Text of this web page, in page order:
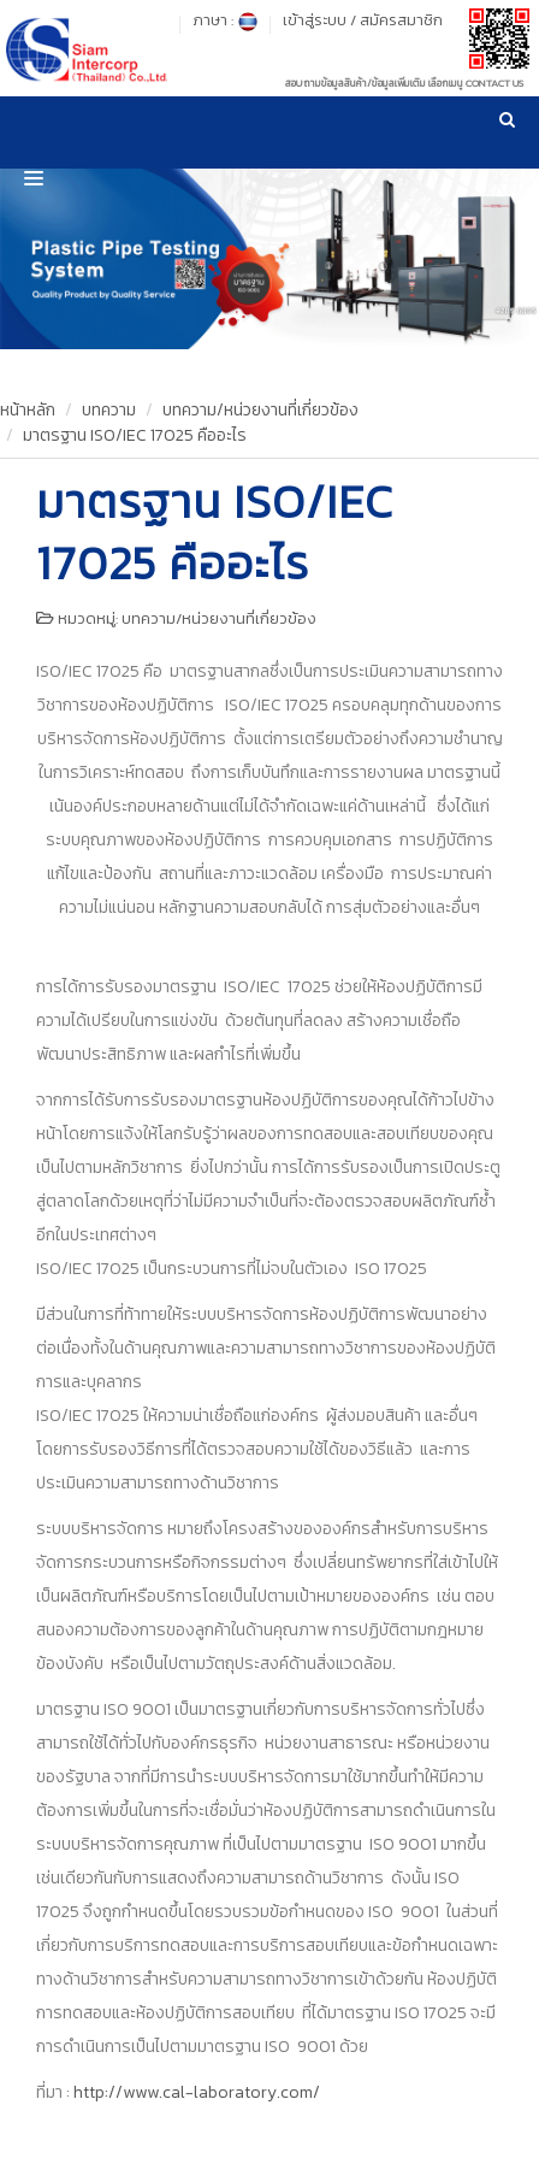
รู้ลึก รู้จริง เรื่องเครื่องมือทดสอบวัสดุ ! ยืน 1 เรื่องมาตรฐานการให้บริการ
เข้าสู่ระบบ / สมัครสมาชิก
ภาษา :
สอบถามข้อมูลสินค้า/ข้อมูลเพิ่มเติม เลือกเมนู CONTACT US
HOME
PRODUCT
OUR CLIENTS
OUR WORKS
CALIBRATION
CONTACT US
หน้าหลัก บทความ
บทความ/หน่วยงานที่เกี่ยวข้อง
มาตรฐาน ISO/IEC 17025 คืออะไร
มาตรฐาน ISO/IEC
17025 คืออะไร
หมวดหมู่: บทความ/หน่วยงานที่เกี่ยวข้อง
ISO/IEC 17025 คือ มาตรฐานสากลซึ่งเป็นการประเมินความสามารถทาง
วิชาการของห้องปฏิบัติการ ISO/IEC 17025 ครอบคลุมทุกด้านของการ
บริหารจัดการห้องปฏิบัติการ ตั้งแต่การเตรียมตัวอย่างถึงความชำนาญ
ในการวิเคราะห์ทดสอบ ถึงการเก็บบันทึกและการรายงานผล มาตรฐานนี้
เน้นองค์ประกอบหลายด้านแต่ไม่ได้จำกัดเฉพะแค่ด้านเหล่านี้ ซึ่งได้แก่
ระบบคุณภาพของห้องปฏิบัติการ การควบคุมเอกสาร การปฏิบัติการ
แก้ไขและป้องกัน สถานที่และภาวะแวดล้อม เครื่องมือ การประมาณค่า
ความไม่แน่นอน หลักฐานความสอบกลับได้ การสุ่มตัวอย่างและอื่นๆ
การได้การรับรองมาตรฐาน ISO/IEC 17025 ช่วยให้ห้องปฏิบัติการมี
ความได้เปรียบในการแข่งขัน ด้วยต้นทุนที่ลดลง สร้างความเชื่อถือ
พัฒนาประสิทธิภาพ และผลกำไรที่เพิ่มขึ้น
จากการได้รับการรับรองมาตรฐานห้องปฏิบัติการของคุณได้ก้าวไปข้าง
หน้าโดยการแจ้งให้โลกรับรู้ว่าผลของการทดสอบและสอบเทียบของคุณ
เป็นไปตามหลักวิชาการ ยิ่งไปกว่านั้น การได้การรับรองเป็นการเปิดประตู
สู่ตลาดโลกด้วยเหตุที่ว่าไม่มีความจำเป็นที่จะต้องตรวจสอบผลิตภัณฑ์ซ้ำ
อีกในประเทศต่างๆ
ISO/IEC 17025 เป็นกระบวนการที่ไม่จบในตัวเอง ISO 17025
มีส่วนในการที่ท้าทายให้ระบบบริหารจัดการห้องปฏิบัติการพัฒนาอย่าง
ต่อเนื่องทั้งในด้านคุณภาพและความสามารถทางวิชาการของห้องปฏิบัติ
การและบุคลากร
ISO/IEC 17025 ให้ความน่าเชื่อถือแก่องค์กร ผู้ส่งมอบสินค้า และอื่นๆ
โดยการรับรองวิธีการที่ได้ตรวจสอบความใช้ได้ของวิธีแล้ว และการ
ประเมินความสามารถทางด้านวิชาการ
ระบบบริหารจัดการ หมายถึงโครงสร้างขององค์กรสำหรับการบริหาร
จัดการกระบวนการหรือกิจกรรมต่างๆ ซึ่งเปลี่ยนทรัพยากรที่ใส่เข้าไปให้
เป็นผลิตภัณฑ์หรือบริการโดยเป็นไปตามเป้าหมายขององค์กร เช่น ตอบ
สนองความต้องการของลูกค้าในด้านคุณภาพ การปฏิบัติตามกฎหมาย
ข้องบังคับ หรือเป็นไปตามวัตถุประสงค์ด้านสิ่งแวดล้อม.
มาตรฐาน ISO 9001 เป็นมาตรฐานเกี่ยวกับการบริหารจัดการทั่วไปซึ่ง
สามารถใช้ได้ทั่วไปกับองค์กรธุรกิจ หน่วยงานสาธารณะ หรือหน่วยงาน
ของรัฐบาล จากที่มีการนำระบบบริหารจัดการมาใช้มากขึ้นทำให้มีความ
ต้องการเพิ่มขึ้นในการที่จะเชื่อมั่นว่าห้องปฏิบัติการสามารถดำเนินการใน
ระบบบริหารจัดการคุณภาพ ที่เป็นไปตามมาตรฐาน ISO 9001 มากขึ้น
เช่นเดียวกันกับการแสดงถึงความสามารถด้านวิชาการ ดังนั้น ISO
17025 จึงถูกกำหนดขึ้นโดยรวบรวมข้อกำหนดของ ISO 9001 ในส่วนที่
เกี่ยวกับการบริการทดสอบและการบริการสอบเทียบและข้อกำหนดเฉพาะ
ทางด้านวิชาการสำหรับความสามารถทางวิชาการเข้าด้วยกัน ห้องปฏิบัติ
การทดสอบและห้องปฏิบัติการสอบเทียบ ที่ได้มาตรฐาน ISO 17025 จะมี
การดำเนินการเป็นไปตามมาตรฐาน ISO 9001 ด้วย
ที่มา :http://www.cal-laboratory.com/